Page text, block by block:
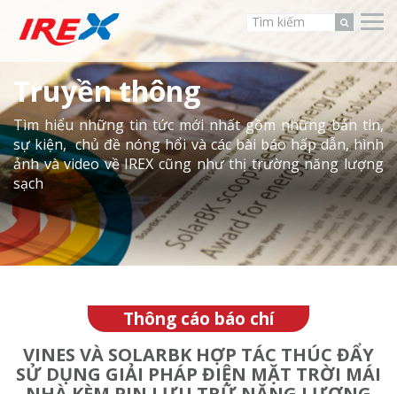
Truyền thông
Tìm hiểu những tin tức mới nhất gồm những bản tin,
sự kiện, chủ đề nóng hổi và các bài báo hấp dẫn, hình
ảnh và video về IREX cũng như thị trường năng lượng
sạch
Thông cáo báo chí
VINES VÀ SOLARBK HỢP TÁC THÚC ĐẨY
SỬ DỤNG GIẢI PHÁP ĐIỆN MẶT TRỜI MÁI